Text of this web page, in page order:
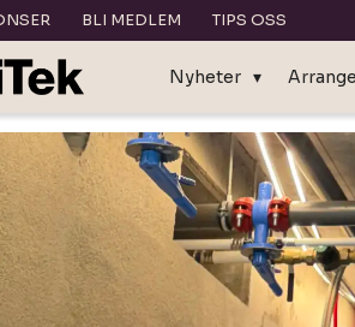
BLI MEDLEM TIPS OSS
Nyheter